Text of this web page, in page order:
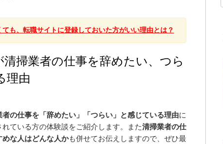
も、転職サイトに登録しておいた方がいい理由とは？
清掃業者の仕事を辞めたい、つら
理由
者の仕事を「辞めたい」「つらい」と感じている理由に
ている方の体験談をご紹介します。また清掃業者の仕
な人はどんな人かも併せてお伝えしますので、ぜひ最